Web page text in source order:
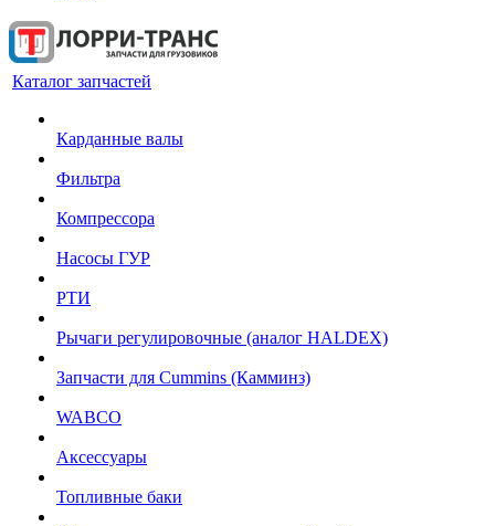
Каталог запчастей
Карданные валы
Фильтра
Компрессора
Насосы ГУР
РТИ
Рычаги регулировочные (аналог HALDEX)
Запчасти для Cummins (Камминз)
WABCO
Аксессуары
Топливные баки